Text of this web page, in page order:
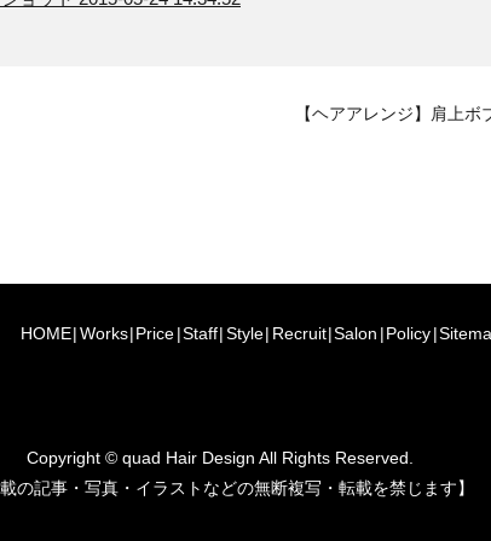
【ヘアアレンジ】肩上ボ
HOME Works Price Staff Style Recruit Salon Policy
Copyright © quad Hair Design All Rights Reserved.
載の記事・写真・イラストなどの無断複写・転載を禁じます】